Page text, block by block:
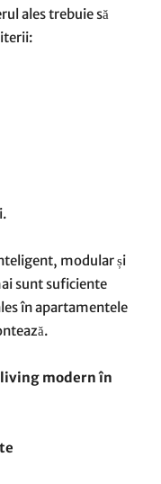
ales trebuie să
modular și
sunt suficiente
în apartamentele
modern în